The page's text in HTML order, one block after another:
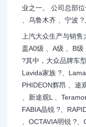
业之一。 公司总部
、乌鲁木齐 、宁波
上汽大众生产与销
盖A0级 、A级 、B级
?其中，大众品牌车
Lavida家族 ?、
PHIDEON辉昂 、途
、新途观L 、
FABIA晶锐 ?、
、OCTAVIA明锐 ?